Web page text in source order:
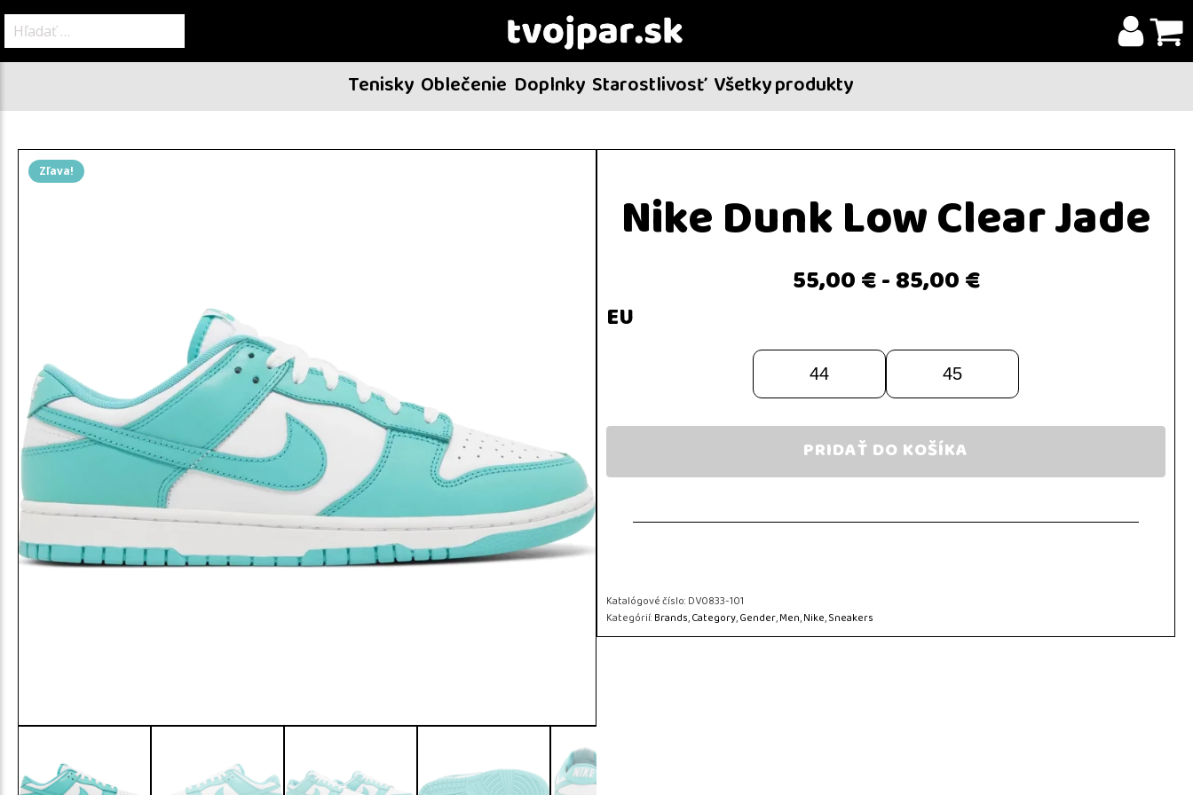
Tenisky Oblečenie Doplnky Starostlivosť Všetky produkty
Zľava!
Nike Dunk Low Clear Jade
55,00 €-85,00 €
EU
44 45
PRIDAŤ DO KOŠÍKA
Katalógové číslo:DV0833-101
Kategórií:Brands,Category,Gender,Men,Nike,Sneakers